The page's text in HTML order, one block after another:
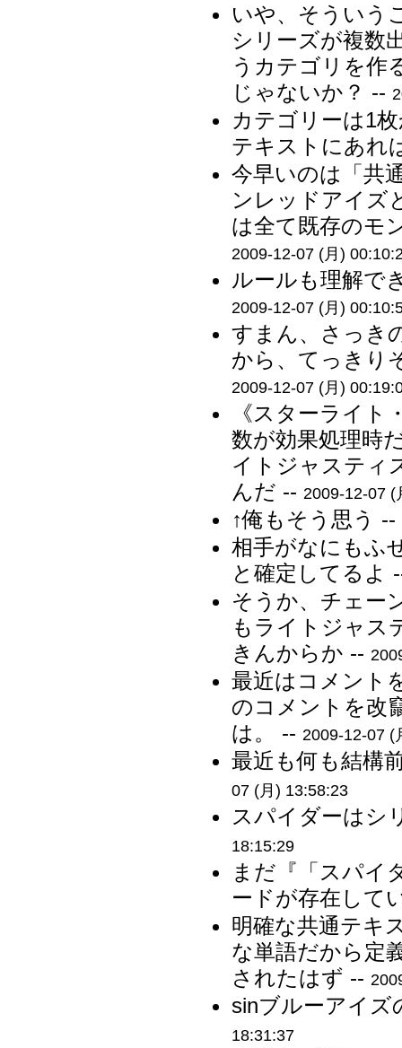
いや、そういう
シリーズが複数
うカテゴリを作
じゃないか？ --
カテゴリーは1
テキストにあれ
今早いのは「共
ンレッドアイズ
は全て既存のモ
2009-12-07 (月)
ルールも理解で
2009-12-07 (月)
すまん、さっき
から、てっきり
2009-12-07 (月)
《スターライト
数が効果処理時
イトジャスティ
んだ -- 2009-12-07 (
↑俺もそう思う --
相手がなにもふ
と確定してるよ
そうか、チェー
もライトジャス
きんからか --
最近はコメント
のコメントを改
は。 -- 2009-12-07 (
最近も何も結構
07 (月) 13:58:23
スパイダーはシ
18:15:29
まだ『「スパイ
ードが存在して
明確な共通テキ
な単語だから定
されたはず --
sinブルーアイ
18:31:37